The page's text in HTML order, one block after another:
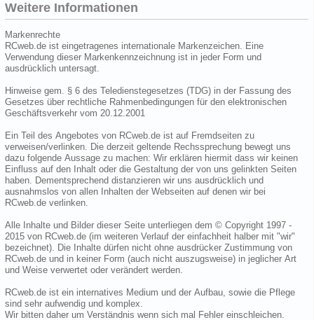
Weitere Informationen
Markenrechte
RCweb.de ist eingetragenes internationale Markenzeichen. Eine
Verwendung dieser Markenkennzeichnung ist in jeder Form und
ausdrücklich untersagt.
Hinweise gem. § 6 des Teledienstegesetzes (TDG) in der Fassung des
Gesetzes über rechtliche Rahmenbedingungen für den elektronischen
Geschäftsverkehr vom 20.12.2001
Ein Teil des Angebotes von RCweb.de ist auf Fremdseiten zu
verweisen/verlinken. Die derzeit geltende Rechssprechung bewegt uns
dazu folgende Aussage zu machen: Wir erklären hiermit dass wir keinen
Einfluss auf den Inhalt oder die Gestaltung der von uns gelinkten Seiten
haben. Dementsprechend distanzieren wir uns ausdrücklich und
ausnahmslos von allen Inhalten der Webseiten auf denen wir bei
RCweb.de verlinken.
Alle Inhalte und Bilder dieser Seite unterliegen dem © Copyright 1997 -
2015 von RCweb.de (im weiteren Verlauf der einfachheit halber mit "wir"
bezeichnet). Die Inhalte dürfen nicht ohne ausdrücker Zustimmung von
RCweb.de und in keiner Form (auch nicht auszugsweise) in jeglicher Art
und Weise verwertet oder verändert werden.
RCweb.de ist ein internatives Medium und der Aufbau, sowie die Pflege
sind sehr aufwendig und komplex.
Wir bitten daher um Verständnis wenn sich mal Fehler einschleichen.